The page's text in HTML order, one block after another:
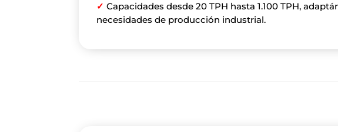
✓Capacidades desde 20 TPH hasta 1.100 TPH,
necesidades de producción industrial.